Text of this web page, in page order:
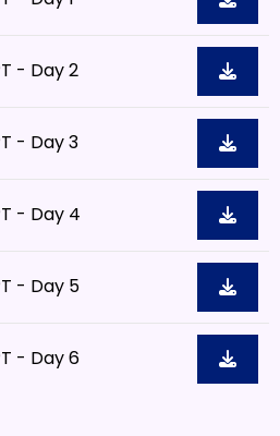
- Day 2
- Day 3
- Day 4
- Day 5
- Day 6